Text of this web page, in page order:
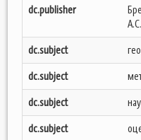
dc.publisher
dc.subject
dc.subject
dc.subject
dc.subject